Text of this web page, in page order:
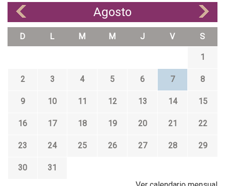
Agosto
D L M M J V S
1
2 3 4 5 6 7 8
9 10 11 12 13 14 15
16 17 18 19 20 21 22
23 24 25 26 27 28 29
30
31